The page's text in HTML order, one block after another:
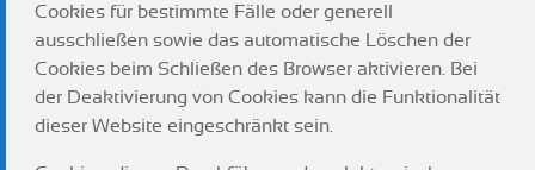
Cookies für bestimmte Fälle oder generell
ausschließen sowie das automatische Löschen der
Cookies beim Schließen des Browser aktivieren. Bei
der Deaktivierung von Cookies kann die Funktionalität
dieser Website eingeschränkt sein.